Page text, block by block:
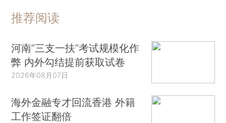
推荐阅读
河南“三支一扶”考试规模化作
弊 内外勾结提前获取试卷
2026年08月07日
海外金融专才回流香港 外籍
工作签证翻倍